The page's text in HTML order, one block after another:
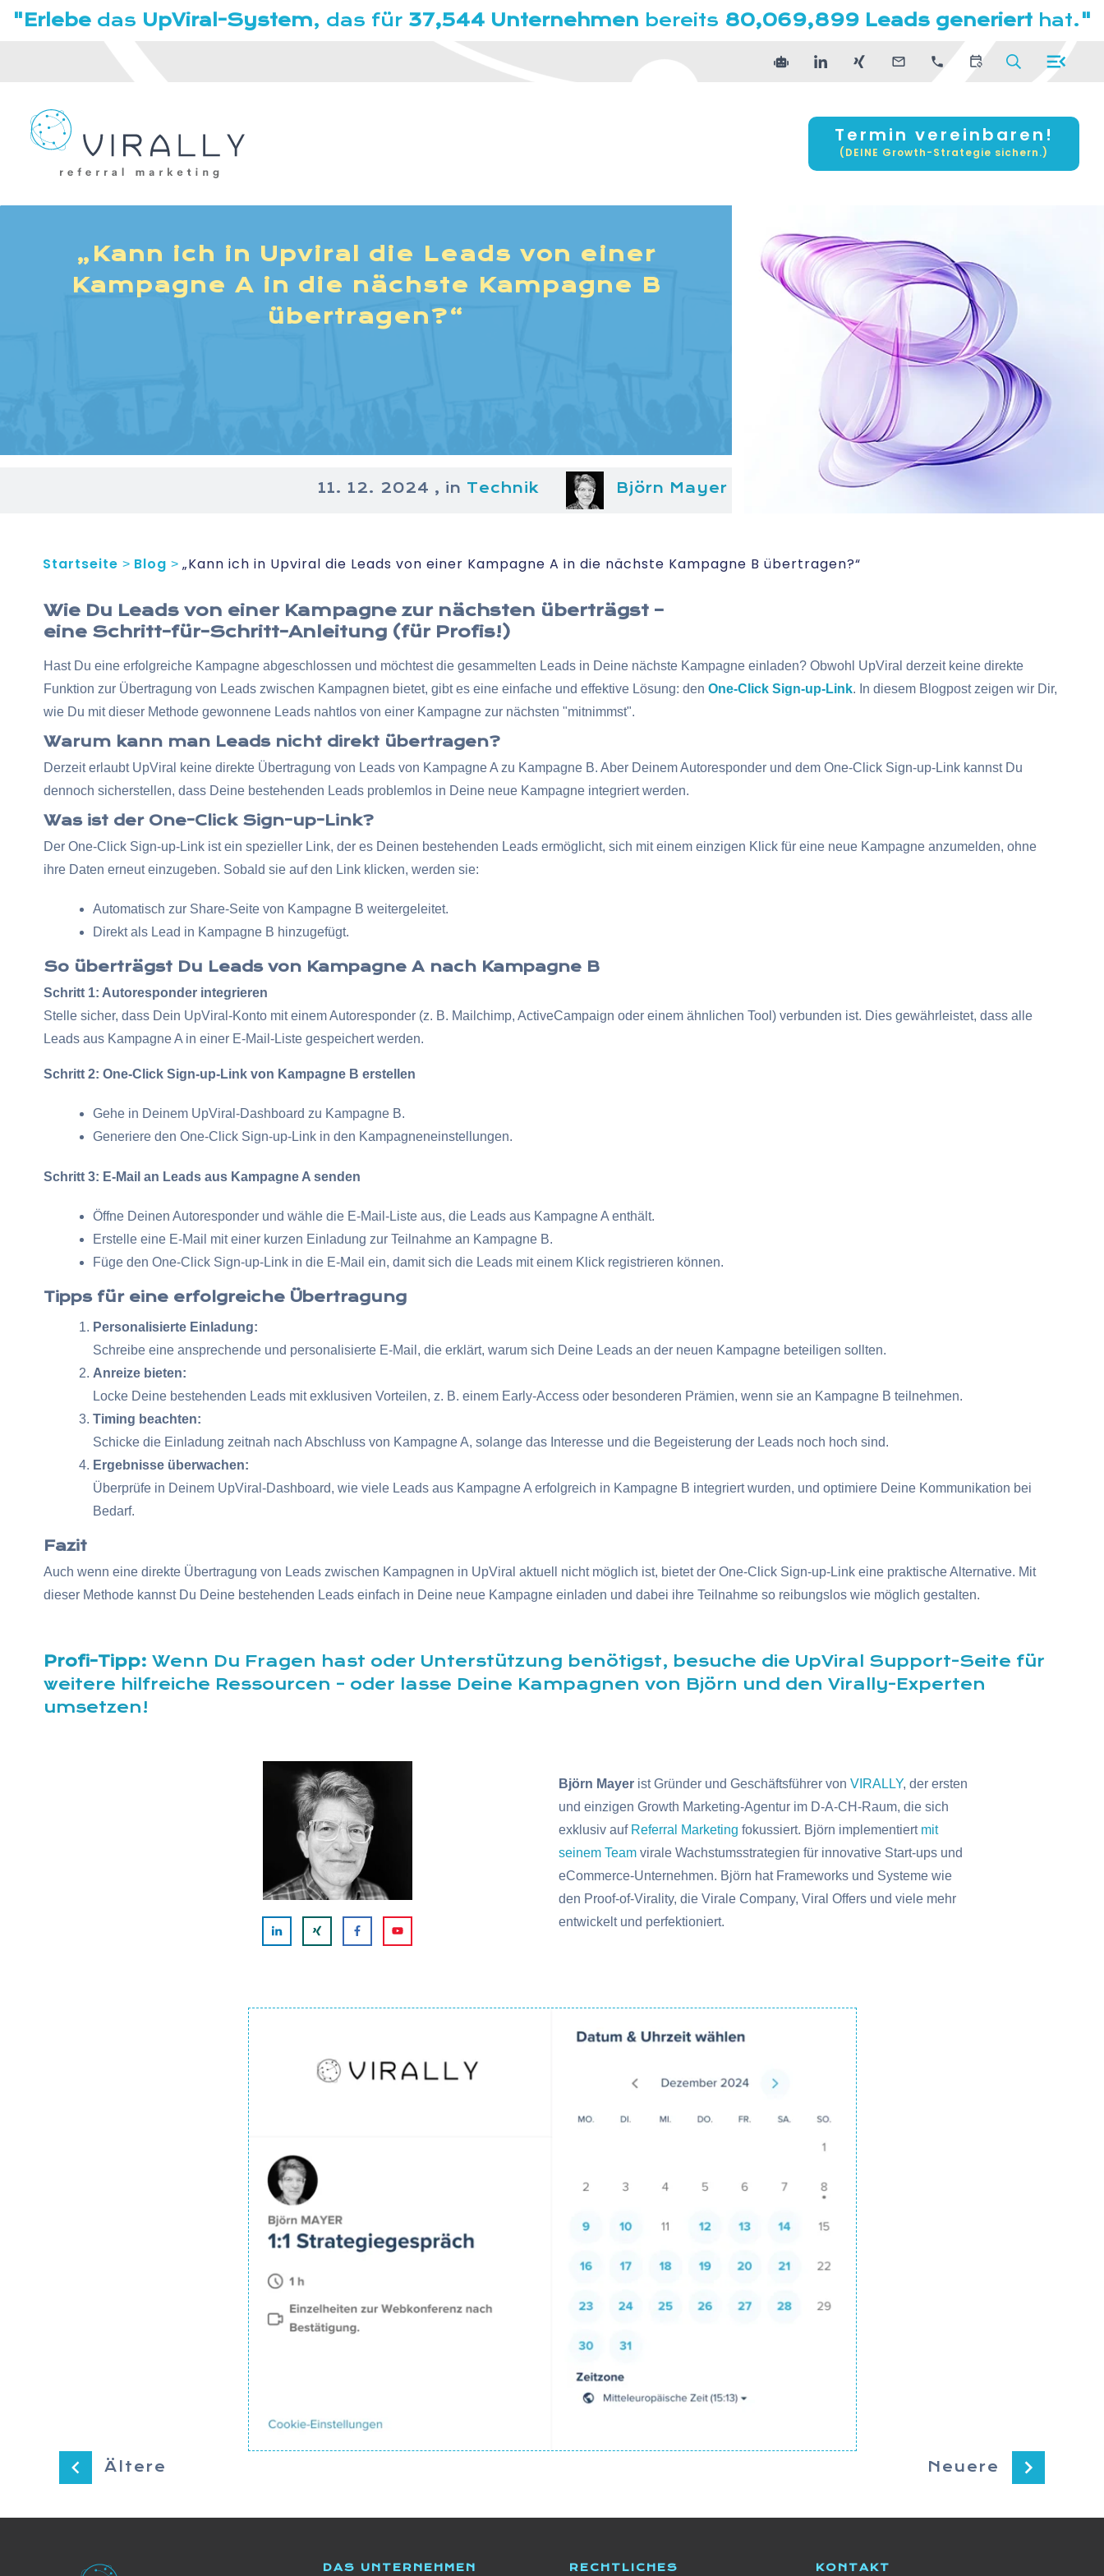
"Erlebe das UpViral-System, das für 37,544 Unternehmen bereits 80,069,899 Leads generiert hat."
Termin vereinbaren!
(DEINE Growth-Strategie sichern.)
„Kann ich in Upviral die Leads von einer
Kampagne A in die nächste Kampagne B
übertragen?“
11. 12. 2024 , in Technik Björn Mayer
Startseite > Blog > „Kann ich in Upviral die Leads von einer Kampagne A in die nächste Kampagne B übertragen?“
Wie Du Leads von einer Kampagne zur nächsten überträgst –
eine Schritt-für-Schritt-Anleitung (für Profis!)
Hast Du eine erfolgreiche Kampagne abgeschlossen und möchtest die gesammelten Leads in Deine nächste Kampagne einladen? Obwohl UpViral derzeit keine direkte
Funktion zur Übertragung von Leads zwischen Kampagnen bietet, gibt es eine einfache und effektive Lösung: den One-Click Sign-up-Link. In diesem Blogpost zeigen wir Dir,
wie Du mit dieser Methode gewonnene Leads nahtlos von einer Kampagne zur nächsten "mitnimmst".
Warum kann man Leads nicht direkt übertragen?
Derzeit erlaubt UpViral keine direkte Übertragung von Leads von Kampagne A zu Kampagne B. Aber Deinem Autoresponder und dem One-Click Sign-up-Link kannst Du
dennoch sicherstellen, dass Deine bestehenden Leads problemlos in Deine neue Kampagne integriert werden.
Was ist der One-Click Sign-up-Link?
Der One-Click Sign-up-Link ist ein spezieller Link, der es Deinen bestehenden Leads ermöglicht, sich mit einem einzigen Klick für eine neue Kampagne anzumelden, ohne
ihre Daten erneut einzugeben. Sobald sie auf den Link klicken, werden sie:
Automatisch zur Share-Seite von Kampagne B weitergeleitet.
Direkt als Lead in Kampagne B hinzugefügt.
So überträgst Du Leads von Kampagne A nach Kampagne B
Schritt 1: Autoresponder integrieren
Stelle sicher, dass Dein UpViral-Konto mit einem Autoresponder (z. B. Mailchimp, ActiveCampaign oder einem ähnlichen Tool) verbunden ist. Dies gewährleistet, dass alle
Leads aus Kampagne A in einer E-Mail-Liste gespeichert werden.
Schritt 2: One-Click Sign-up-Link von Kampagne B erstellen
Gehe in Deinem UpViral-Dashboard zu Kampagne B.
Generiere den One-Click Sign-up-Link in den Kampagneneinstellungen.
Schritt 3: E-Mail an Leads aus Kampagne A senden
Öffne Deinen Autoresponder und wähle die E-Mail-Liste aus, die Leads aus Kampagne A enthält.
Erstelle eine E-Mail mit einer kurzen Einladung zur Teilnahme an Kampagne B.
Füge den One-Click Sign-up-Link in die E-Mail ein, damit sich die Leads mit einem Klick registrieren können.
Tipps für eine erfolgreiche Übertragung
Personalisierte Einladung:
Schreibe eine ansprechende und personalisierte E-Mail, die erklärt, warum sich Deine Leads an der neuen Kampagne beteiligen sollten.
Anreize bieten:
Locke Deine bestehenden Leads mit exklusiven Vorteilen, z. B. einem Early-Access oder besonderen Prämien, wenn sie an Kampagne B teilnehmen.
Timing beachten:
Schicke die Einladung zeitnah nach Abschluss von Kampagne A, solange das Interesse und die Begeisterung der Leads noch hoch sind.
Ergebnisse überwachen:
Überprüfe in Deinem UpViral-Dashboard, wie viele Leads aus Kampagne A erfolgreich in Kampagne B integriert wurden, und optimiere Deine Kommunikation bei
Bedarf.
Fazit
Auch wenn eine direkte Übertragung von Leads zwischen Kampagnen in UpViral aktuell nicht möglich ist, bietet der One-Click Sign-up-Link eine praktische Alternative. Mit
dieser Methode kannst Du Deine bestehenden Leads einfach in Deine neue Kampagne einladen und dabei ihre Teilnahme so reibungslos wie möglich gestalten.
Profi-Tipp: Wenn Du Fragen hast oder Unterstützung benötigst, besuche die UpViral Support-Seite für
weitere hilfreiche Ressourcen – oder lasse Deine Kampagnen von Björn und den Virally-Experten
umsetzen!
Björn Mayerist Gründer und Geschäftsführer von VIRALLY, der ersten
und einzigen Growth Marketing-Agentur im D-A-CH-Raum, die sich
exklusiv auf Referral Marketing fokussiert. Björn implementiert mit
seinem Teamvirale Wachstumsstrategien für innovative Start-ups und
eCommerce-Unternehmen. Björn hat Frameworks und Systeme wie
den Proof-of-Virality, die Virale Company, Viral Offers und viele mehr
entwickelt und perfektioniert.
Ältere Neuere
DAS UNTERNEHMEN RECHTLICHES KONTAKT